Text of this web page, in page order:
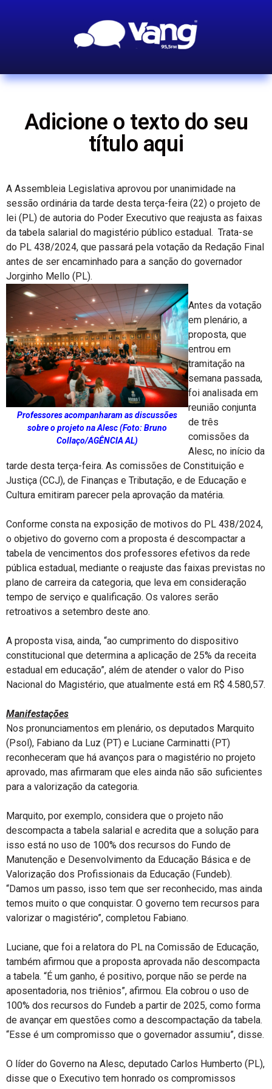
Adicione o texto do seu
título aqui
A Assembleia Legislativa aprovou por unanimidade na
sessão ordinária da tarde desta terça-feira (22) o projeto de
lei (PL) de autoria do Poder Executivo que reajusta as faixas
da tabela salarial do magistério público estadual. Trata-se
do PL 438/2024, que passará pela votação da Redação Final
antes de ser encaminhado para a sanção do governador
Jorginho Mello (PL).
Professores acompanharam as discussões
sobre o projeto na Alesc (Foto: Bruno
Collaço/AGÊNCIA AL)
Antes da votação
em plenário, a
proposta, que
entrou em
tramitação na
semana passada,
foi analisada em
reunião conjunta
de três
comissões da
Alesc, no início da
tarde desta terça-feira. As comissões de Constituição e
Justiça (CCJ), de Finanças e Tributação, e de Educação e
Cultura emitiram parecer pela aprovação da matéria.
Conforme consta na exposição de motivos do PL 438/2024,
o objetivo do governo com a proposta é descompactar a
tabela de vencimentos dos professores efetivos da rede
pública estadual, mediante o reajuste das faixas previstas no
plano de carreira da categoria, que leva em consideração
tempo de serviço e qualificação. Os valores serão
retroativos a setembro deste ano.
A proposta visa, ainda, “ao cumprimento do dispositivo
constitucional que determina a aplicação de 25% da receita
estadual em educação”, além de atender o valor do Piso
Nacional do Magistério, que atualmente está em R$ 4.580,57.
Manifestações
Nos pronunciamentos em plenário, os deputados Marquito
(Psol), Fabiano da Luz (PT) e Luciane Carminatti (PT)
reconheceram que há avanços para o magistério no projeto
aprovado, mas afirmaram que eles ainda não são suficientes
para a valorização da categoria.
Marquito, por exemplo, considera que o projeto não
descompacta a tabela salarial e acredita que a solução para
isso está no uso de 100% dos recursos do Fundo de
Manutenção e Desenvolvimento da Educação Básica e de
Valorização dos Profissionais da Educação (Fundeb).
“Damos um passo, isso tem que ser reconhecido, mas ainda
temos muito o que conquistar. O governo tem recursos para
valorizar o magistério”, completou Fabiano.
Luciane, que foi a relatora do PL na Comissão de Educação,
também afirmou que a proposta aprovada não descompacta
a tabela. “É um ganho, é positivo, porque não se perde na
aposentadoria, nos triênios”, afirmou. Ela cobrou o uso de
100% dos recursos do Fundeb a partir de 2025, como forma
de avançar em questões como a descompactação da tabela.
“Esse é um compromisso que o governador assumiu”, disse.
O líder do Governo na Alesc, deputado Carlos Humberto (PL),
disse que o Executivo tem honrado os compromissos